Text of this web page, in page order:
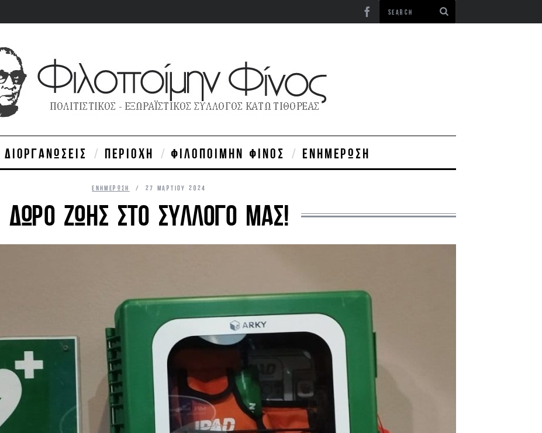
ΔΙΟΡΓΑΝΏΣΕΙΣ ΠΕΡΙΟΧΉ ΦΙΛΟΠΟΊΜΗΝ ΦΊΝΟΣ ΕΝΗΜΈΡΩΣΗ
ΕΝΗΜΈΡΩΣΗ 27 ΜΑΡΤΊΟΥ 2024
ΔΏΡΟ ΖΩΉΣ ΣΤΟ ΣΎΛΛΟΓΟ ΜΑΣ!